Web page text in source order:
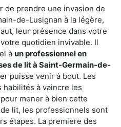
de prendre une invasion de
de-Lusignan à la légère,
leur présence dans votre
quotidien invivable. Il
à un professionnel en
de lit à Saint-Germain-de-
puisse venir à bout. Les
à vaincre les
mener à bien cette
lit, les professionnels sont
étapes. La première des